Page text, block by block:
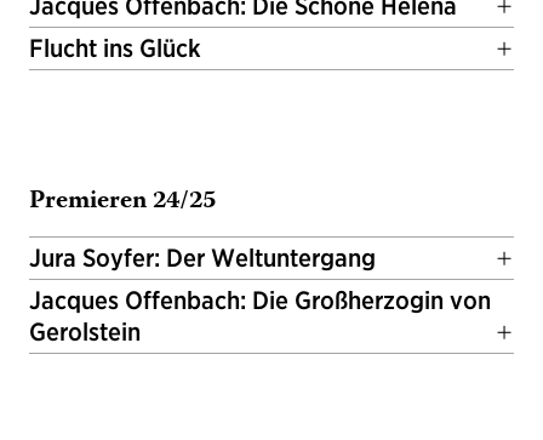
Flucht ins Glück
Premieren 24/25
Jura Soyfer: Der Weltuntergang
Jacques Offenbach: Die Großherzogin von
Gerolstein